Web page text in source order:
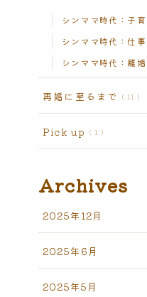
シンママ時代：子育
シンママ時代：仕事
シンママ時代：離
再婚に至るまで 11
Pick up 1
Archives
2025年12月
2025年6月
2025年5月